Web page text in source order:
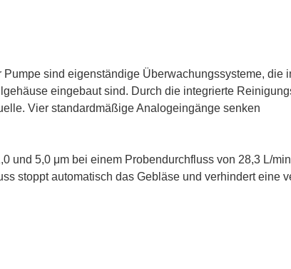
Pumpe sind eigenständige Überwachungssysteme, die
eingebaut sind. Durch die integrierte
Vier standardmäßige Analogeingänge senken
und 5,0 μm bei einem Probendurchfluss von 28,3 L/
stoppt automatisch das Gebläse und verhindert eine